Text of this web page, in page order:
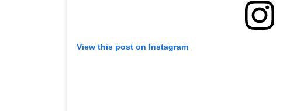
View this post on Instagram